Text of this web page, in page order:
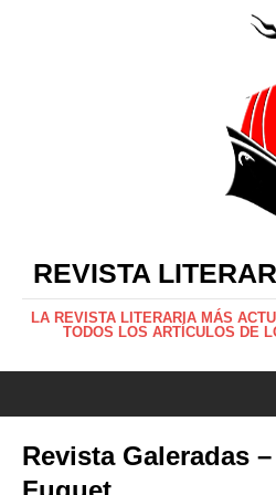
REVISTA
LA REVISTA LITERARIA MÁS
TODOS LOS ARTÍCULOS DE
Revista Galeradas